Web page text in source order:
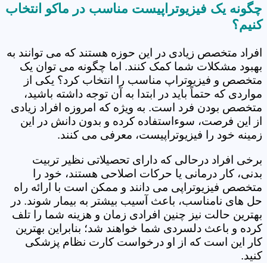
چگونه یک فیزیوتراپیست مناسب در ماکو انتخاب
کنیم؟
افراد متخصص زیادی در این حوزه هستند که می توانند به
بهبود مشکلات شما کمک کنند. اما چگونه می توان یک
متخصص و فیزیوتراپ مناسب را انتخاب کرد؟ یکی از
مواردی که حتماً باید در ابتدا به آن توجه داشته باشید،
متخصص بودن فرد است. به ویژه که امروزه افراد زیادی
از این فرصت، سوءاستفاده کرده و بدون دانش در این
زمینه خود را فیزیوتراپیست، معرفی می کنند.
برخی افراد درحالی که دارای تحصیلاتی نظیر تربیت
بدنی، کار درمانی یا حرکات اصلاحی هستند، خود را
متخصص فیزیوتراپی می دانند و ممکن است با ارائه راه
حل های نامناسب، باعث آسیب بیشتر به بیمار شوند. در
بهترین حالت نیز چنین افرادی زمان و هزینه شما را تلف
کرده و باعث دلسردی شما خواهند شد؛ بنابراین بهترین
کار این است که از او درخواست کارت نظام پزشکی
کنید.